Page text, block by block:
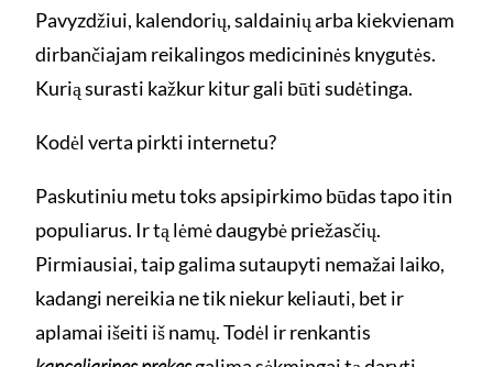
Pavyzdžiui, kalendorių, saldainių arba kiekvienam
dirbančiajam reikalingos medicininės knygutės.
Kurią surasti kažkur kitur gali būti sudėtinga.
Kodėl verta pirkti internetu?
Paskutiniu metu toks apsipirkimo būdas tapo itin
populiarus. Ir tą lėmė daugybė priežasčių.
Pirmiausiai, taip galima sutaupyti nemažai laiko,
kadangi nereikia ne tik niekur keliauti, bet ir
aplamai išeiti iš namų. Todėl ir renkantis